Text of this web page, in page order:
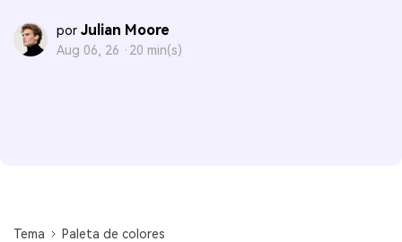
por Julian Moore
Aug 06, 26 · 20 min(s)
Tema
Paleta de colores